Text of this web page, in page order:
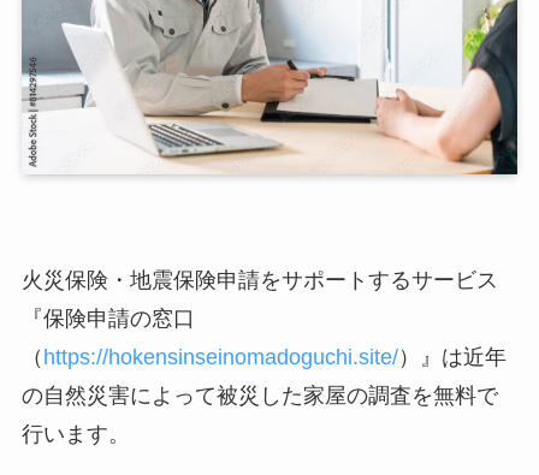
火災保険・地震保険申請をサポートするサービス
『保険申請の窓口
（ https://hokensinseinomadoguchi.site/）』は近年
の自然災害によって被災した家屋の調査を無料で
行います。